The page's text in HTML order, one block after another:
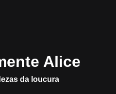
Alice
da loucura